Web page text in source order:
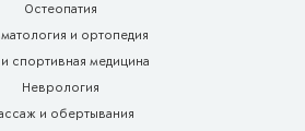
Остеопатия
и ортопедия
спортивная медицина
Неврология
и обертывания